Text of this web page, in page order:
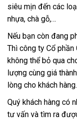
siêu mịn đến các
nhựa, chà gỗ,…
Nếu bạn còn đang
Thì công ty Cổ
không thể bỏ qua
lượng cùng giá
lòng cho khách hàng.
Quý khách hàng có
tư vấn và tìm ra